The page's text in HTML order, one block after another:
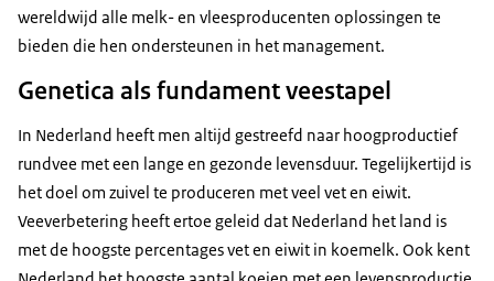
wereldwijd alle melk- en vleesproducenten oplossingen te
bieden die hen ondersteunen in het management.
Genetica als fundament veestapel
In Nederland heeft men altijd gestreefd naar hoogproductief
rundvee met een lange en gezonde levensduur. Tegelijkertijd is
het doel om zuivel te produceren met veel vet en eiwit.
Veeverbetering heeft ertoe geleid dat Nederland het land is
met de hoogste percentages vet en eiwit in koemelk. Ook kent